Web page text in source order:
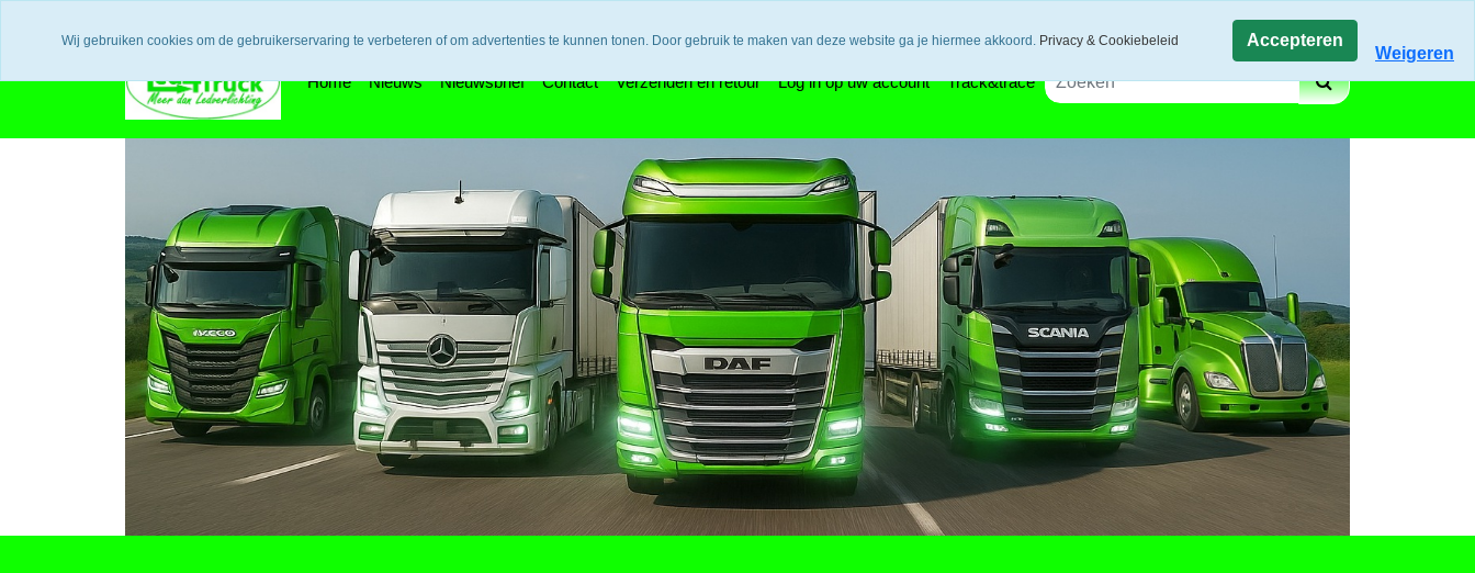
Home Nieuws Nieuwsbrief Contact Verzenden en retour Log in op uw account Track&trace
Wij gebruiken cookies om de gebruikerservaring te verbeteren of om advertenties te kunnen tonen. Door gebruik te maken van deze website ga je hiermee akkoord. Privacy & Cookiebeleid Accepteren
Weigeren